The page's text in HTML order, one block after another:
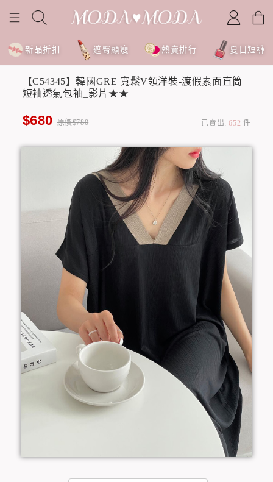
新品折扣 遮臀顯瘦 熱賣排行 夏日短褲
【C54345】韓國GRE 寬鬆V領洋裝-渡假素面直筒
短袖透氣包袖_影片★★
$680 原價$780 已賣出:652 件